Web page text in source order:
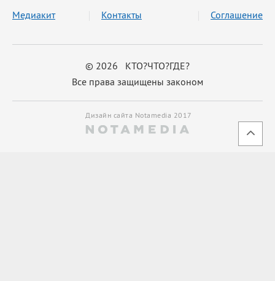
© 2026 КТО?ЧТО?ГДЕ?
Все права защищены законом
Медиакит Контакты Соглашение
Дизайн сайта Notamedia 2017